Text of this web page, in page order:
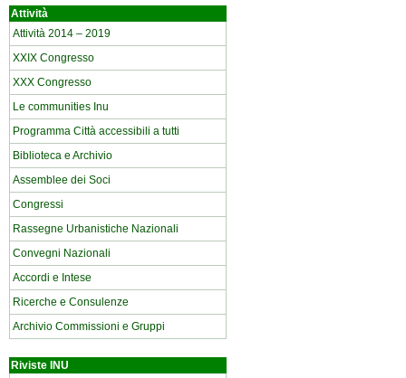
Attività
Attività 2014 – 2019
XXIX Congresso
XXX Congresso
Le communities Inu
Programma Città accessibili a tutti
Biblioteca e Archivio
Assemblee dei Soci
Congressi
Rassegne Urbanistiche Nazionali
Convegni Nazionali
Accordi e Intese
Ricerche e Consulenze
Archivio Commissioni e Gruppi
Riviste INU